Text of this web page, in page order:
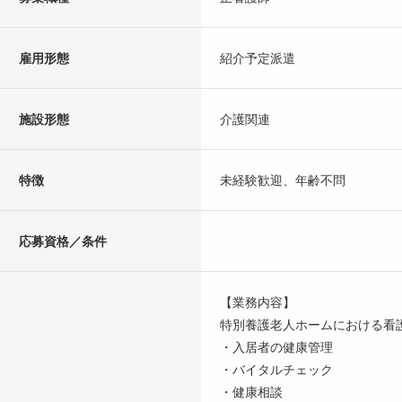
雇用形態 紹介予定派遣
施設形態 介護関連
特徴 未経験歓迎、年齢不問
応募資格／条件
【業務内容】
特別養護老人ホームにおける看
・入居者の健康管理
・バイタルチェック
・健康相談